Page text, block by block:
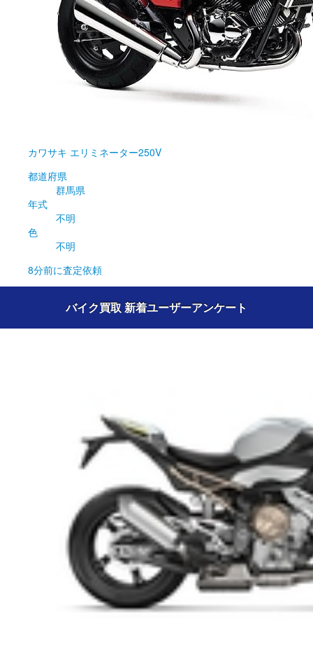
カワサキ エリミネーター250V
都道府県
群馬県
年式
不明
色
不明
8分前に査定依頼
バイク買取 新着ユーザーアンケート